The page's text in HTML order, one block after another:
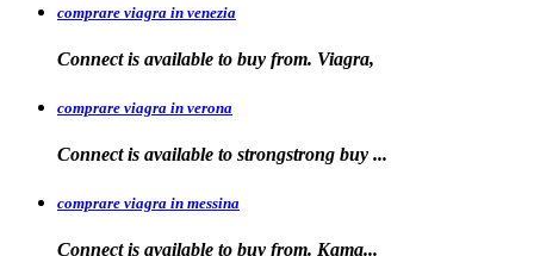
comprare viagra in venezia
Connect is available to buy from. Viagra,
comprare viagra in verona
Connect is available to strongstrong buy ...
comprare viagra in messina
Connect is available to buy from. Kama...